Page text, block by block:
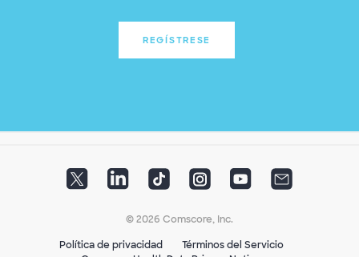
REGÍSTRESE
© 2026 Comscore, Inc.
Política de privacidad
Términos del Servicio